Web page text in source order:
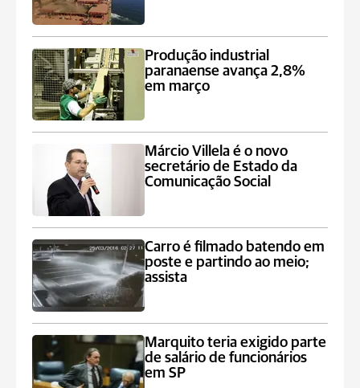
Produção industrial
paranaense avança 2,8%
em março
Márcio Villela é o novo
secretário de Estado da
Comunicação Social
Carro é filmado batendo em
poste e partindo ao meio;
assista
Marquito teria exigido parte
de salário de funcionários
em SP